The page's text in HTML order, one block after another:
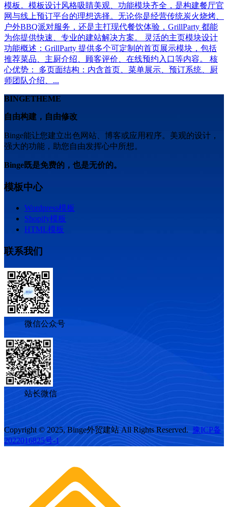
模板。模板设计风格吸睛美观、功能模块齐全，是构建餐厅官
网与线上预订平台的理想选择。无论你是经营传统炭火烧烤、
户外BBQ派对服务，还是主打现代餐饮体验，GrillParty 都能
为你提供快速、专业的建站解决方案。 灵活的主页模块设计
功能概述：GrillParty 提供多个可定制的首页展示模块，包括
推荐菜品、主厨介绍、顾客评价、在线预约入口等内容。 核
心优势： 多页面结构：内含首页、菜单展示、预订系统、厨
师团队介绍、...
BINGETHEME
自由构建，自由修改
Binge能让您建立出色网站、博客或应用程序。美观的设计，
强大的功能，助您自由发挥心中所想。
Binge既是免费的，也是无价的。
模板中心
Wordpress模板
Shopify模板
HTML模板
联系我们
微信公众号
站长微信
Copyright © 2025, Binge外贸建站 All Rights Reserved. 豫ICP备
2022016825号-1